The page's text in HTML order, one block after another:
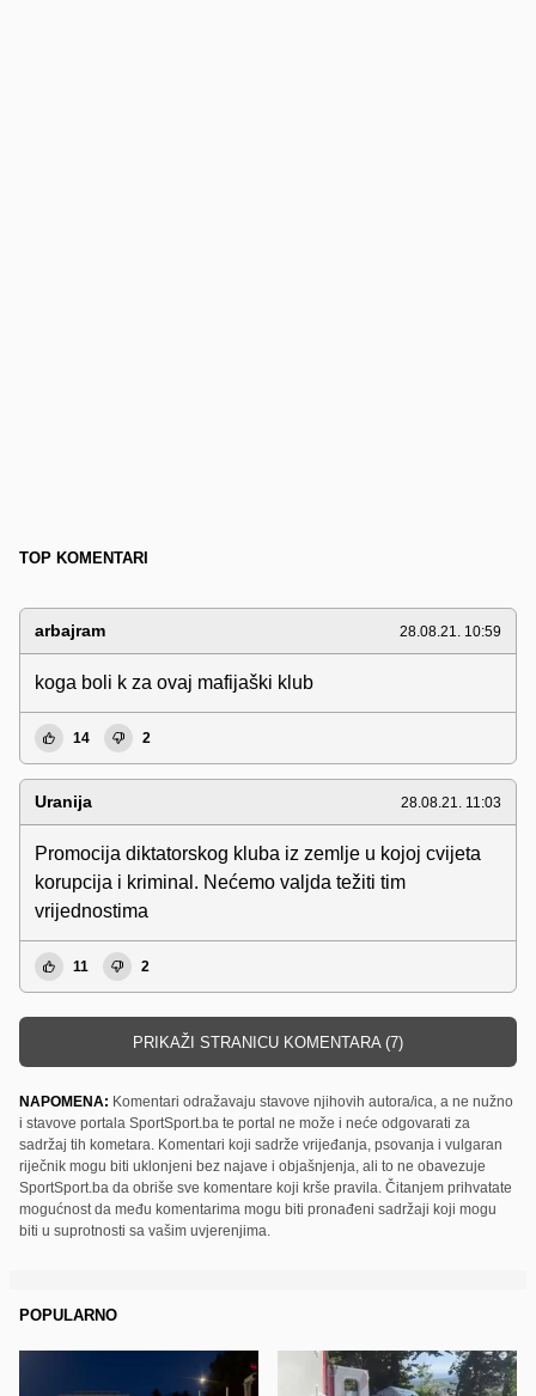
TOP KOMENTARI
arbajram 28.08.21. 10:59
koga boli k za ovaj mafijaški klub
14 2
Uranija 28.08.21. 11:03
Promocija diktatorskog kluba iz zemlje u kojoj cvijeta
korupcija i kriminal. Nećemo valjda težiti tim
vrijednostima
11 2
PRIKAŽI STRANICU KOMENTARA (7)
NAPOMENA: Komentari odražavaju stavove njihovih autora/ica, a ne nužno
i stavove portala SportSport.ba te portal ne može i neće odgovarati za
sadržaj tih kometara. Komentari koji sadrže vrijeđanja, psovanja i vulgaran
riječnik mogu biti uklonjeni bez najave i objašnjenja, ali to ne obavezuje
SportSport.ba da obriše sve komentare koji krše pravila. Čitanjem prihvatate
mogućnost da među komentarima mogu biti pronađeni sadržaji koji mogu
biti u suprotnosti sa vašim uvjerenjima.
POPULARNO